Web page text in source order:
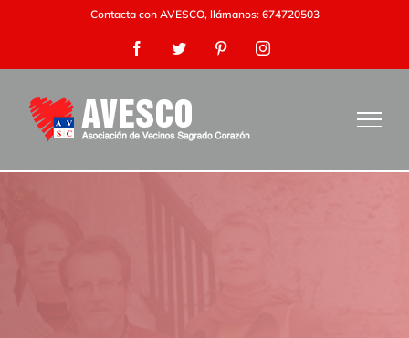
contenido
Contacta con AVESCO, llámanos: 674720503
FacebookTwitter PinterestInstagram